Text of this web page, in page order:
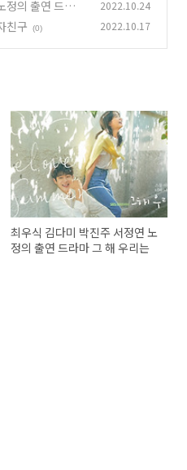
의 출연 드라마
2022.10.24
친구 (0) 2022.10.17
최우식 김다미 박진주 서정연 노
정의 출연 드라마 그 해 우리는